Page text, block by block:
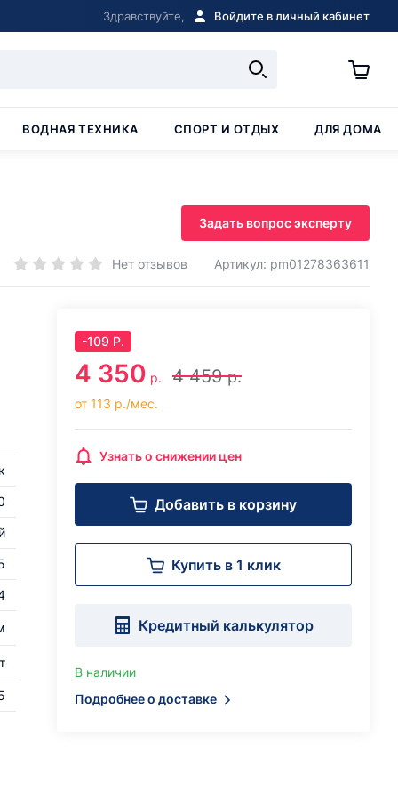
Здравствуйте, Войдите в личный кабинет
ВОДНАЯ ТЕХНИКА СПОРТ И ОТДЫХ ДЛЯ ДОМА
Задать вопрос эксперту
Нет отзывов Артикул: pm01278363611
-109 Р.
4 350 р. 4 459 р.
от 113 р./мес.
Узнать о снижении цен
Добавить в корзину
Купить в 1 клик
Кредитный калькулятор
В наличии
Подробнее о доставке